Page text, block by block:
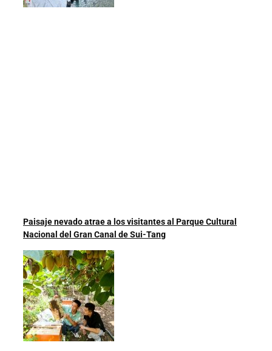
Paisaje nevado atrae a los visitantes al Parque Cultural
Nacional del Gran Canal de Sui-Tang